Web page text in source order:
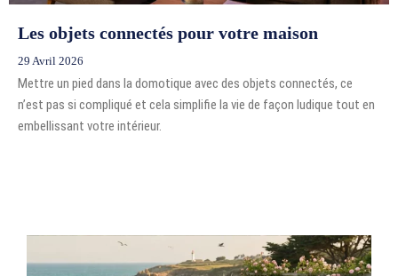
Les objets connectés pour votre maison
29 Avril 2026
Mettre un pied dans la domotique avec des objets connectés, ce
n’est pas si compliqué et cela simplifie la vie de façon ludique tout en
embellissant votre intérieur.